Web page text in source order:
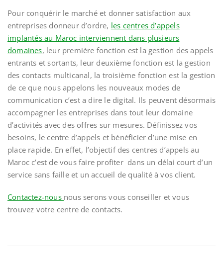
Pour conquérir le marché et donner satisfaction aux
entreprises donneur d’ordre, les centres d’appels
implantés au Maroc interviennent dans plusieurs
domaines, leur première fonction est la gestion des appels
entrants et sortants, leur deuxième fonction est la gestion
des contacts multicanal, la troisième fonction est la gestion
de ce que nous appelons les nouveaux modes de
communication c’est a dire le digital. Ils peuvent désormais
accompagner les entreprises dans tout leur domaine
d’activités avec des offres sur mesures. Définissez vos
besoins, le centre d’appels et bénéficier d’une mise en
place rapide. En effet, l’objectif des centres d’appels au
Maroc c’est de vous faire profiter dans un délai court d’un
service sans faille et un accueil de qualité à vos client.
Contactez-nous nous serons vous conseiller et vous
trouvez votre centre de contacts.